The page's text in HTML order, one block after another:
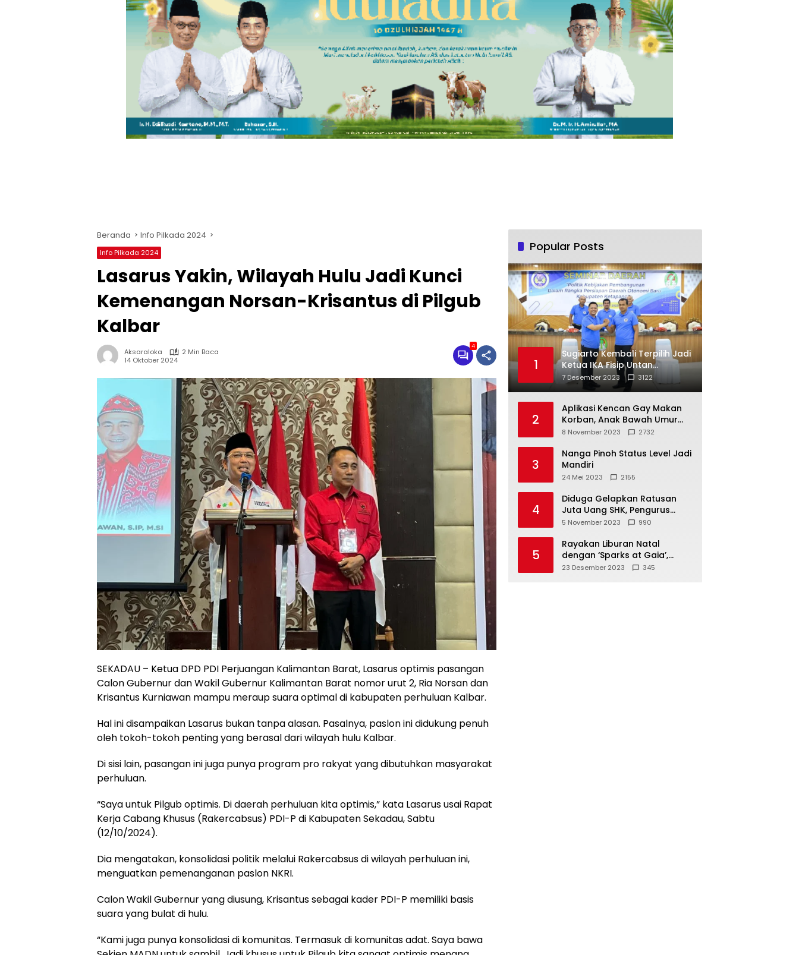
Beranda Info Pilkada 2024
Info Pilkada 2024
Lasarus Yakin, Wilayah Hulu Jadi Kunci
Kemenangan Norsan-Krisantus di Pilgub
Kalbar
Aksaraloka
2 Min Baca
14 Oktober 2024
4
SEKADAU – Ketua DPD PDI Perjuangan Kalimantan Barat, Lasarus optimis pasangan
Calon Gubernur dan Wakil Gubernur Kalimantan Barat nomor urut 2, Ria Norsan dan
Krisantus Kurniawan mampu meraup suara optimal di kabupaten perhuluan Kalbar.
Hal ini disampaikan Lasarus bukan tanpa alasan. Pasalnya, paslon ini didukung penuh
oleh tokoh-tokoh penting yang berasal dari wilayah hulu Kalbar.
Di sisi lain, pasangan ini juga punya program pro rakyat yang dibutuhkan masyarakat
perhuluan.
“Saya untuk Pilgub optimis. Di daerah perhuluan kita optimis,” kata Lasarus usai Rapat
Kerja Cabang Khusus (Rakercabsus) PDI-P di Kabupaten Sekadau, Sabtu
(12/10/2024).
Dia mengatakan, konsolidasi politik melalui Rakercabsus di wilayah perhuluan ini,
menguatkan pemenanganan paslon NKRI.
Calon Wakil Gubernur yang diusung, Krisantus sebagai kader PDI-P memiliki basis
suara yang bulat di hulu.
“Kami juga punya konsolidasi di komunitas. Termasuk di komunitas adat. Saya bawa
Popular Posts
1
Sugiarto Kembali Terpilih Jadi
Ketua IKA Fisip Untan
Ketapang
7 Desember 2023 3122
2
Aplikasi Kencan Gay Makan
Korban, Anak Bawah Umur
Jadi Korban Persetubuhan
8 November 2023 2732
3
Nanga Pinoh Status Level Jadi
Mandiri
24 Mei 2023 2155
4
Diduga Gelapkan Ratusan
Juta Uang SHK, Pengurus
Koperasi SUB Dilaporkan ke
5 November 2023 990
5
Rayakan Liburan Natal
dengan ‘Sparks at Gaia’,
Sajikan Tempat Foto Estetik
23 Desember 2023 345